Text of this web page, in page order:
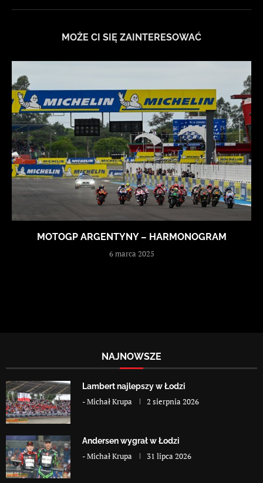
MOŻE CI SIĘ ZAINTERESOWAĆ
MOTOGP ARGENTYNY – HARMONOGRAM
6 marca 2025
NAJNOWSZE
Lambert najlepszy w Łodzi
-Michał Krupa 2 sierpnia 2026
Andersen wygrał w Łodzi
-Michał Krupa 31 lipca 2026